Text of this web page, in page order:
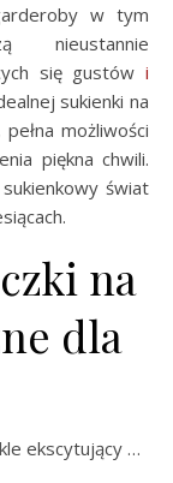
w tym
nieustannie
się gustów i
sukienki na
możliwości
piękna chwili.
świat
na
dla
ekscytujący …